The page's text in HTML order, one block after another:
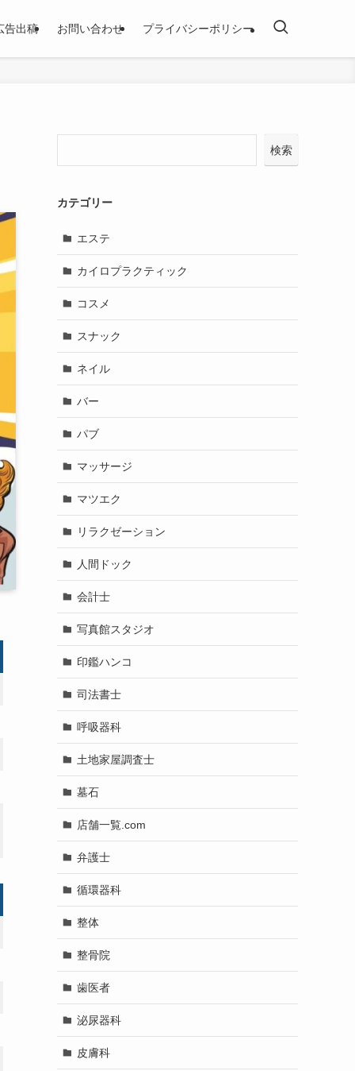
告出稿 お問い合わせ プライバシーポリシー
検索
カテゴリー
エステ
カイロプラクティック
コスメ
スナック
ネイル
バー
パブ
マッサージ
マツエク
リラクゼーション
人間ドック
会計士
写真館スタジオ
印鑑ハンコ
司法書士
呼吸器科
土地家屋調査士
墓石
店舗一覧.com
弁護士
循環器科
整体
整骨院
歯医者
泌尿器科
皮膚科